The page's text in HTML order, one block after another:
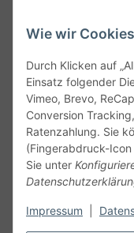
Wie wir
Durch Klicken auf
Einsatz folgender
Vimeo, Brevo,
Conversion
Ratenzahlung. Sie
(Fingerabdruck-
Sie unter
Impressum
Service
Gesetzliche
Alle technischen
Angaben
unseren